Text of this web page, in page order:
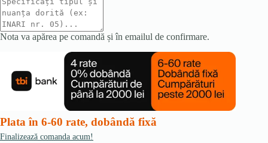
Nota va apărea pe comandă și în emailul de confirmare.
Plata în 6-60 rate, dobândă fixă
Finalizează comanda acum!